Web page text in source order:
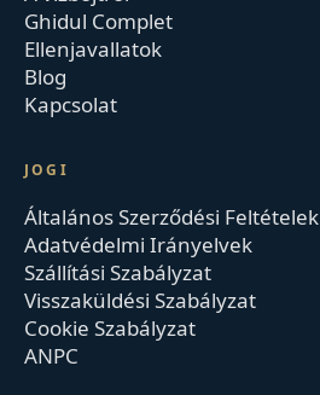
Ghidul Complet
Ellenjavallatok
Blog
Kapcsolat
JOGI
Általános Szerződési Feltételek
Adatvédelmi Irányelvek
Szállítási Szabályzat
Visszaküldési Szabályzat
Cookie Szabályzat
ANPC